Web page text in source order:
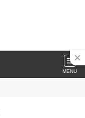
MENU